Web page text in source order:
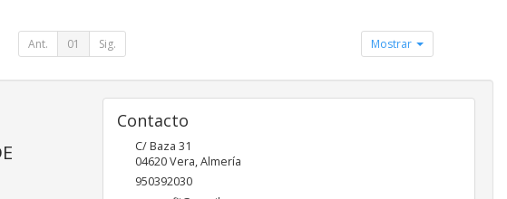
Ant. 01 Sig. Mostrar
Contacto
C/ Baza 31
04620Vera,Almería
950392030